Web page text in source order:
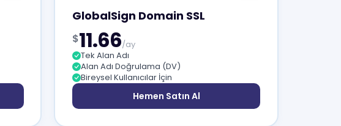
GlobalSign Domain SSL
$11.66/ay
Tek Alan Adı
Alan Adı Doğrulama (DV)
Bireysel Kullanıcılar İçin
Hemen Satın Al